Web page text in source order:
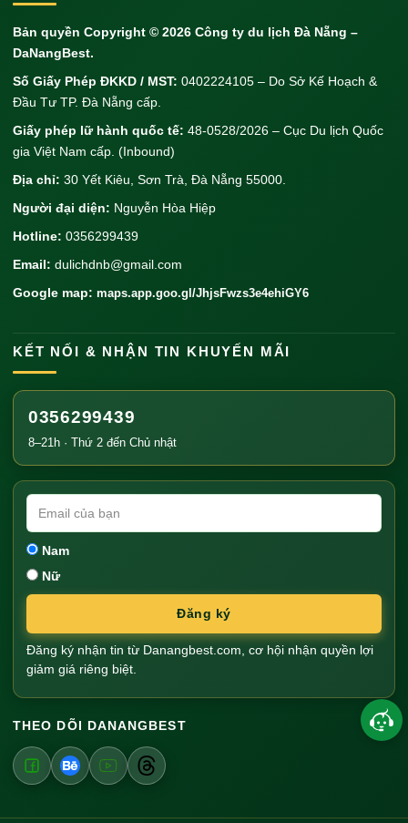
Bản quyền Copyright © 2026 Công ty du lịch Đà Nẵng –
DaNangBest.
Số Giấy Phép ĐKKD / MST: 0402224105 – Do Sở Kế Hoạch &
Đầu Tư TP. Đà Nẵng cấp.
Giấy phép lữ hành quốc tế: 48-0528/2026 – Cục Du lịch Quốc
gia Việt Nam cấp. (Inbound)
Địa chỉ: 30 Yết Kiêu, Sơn Trà, Đà Nẵng 55000.
Người đại diện: Nguyễn Hòa Hiệp
Hotline: 0356299439
Email: dulichdnb@gmail.com
Google map: maps.app.goo.gl/JhjsFwzs3e4ehiGY6
KẾT NỐI & NHẬN TIN KHUYẾN MÃI
0356299439
8–21h · Thứ 2 đến Chủ nhật
Nam
Nữ
Đăng ký
Đăng ký nhận tin từ Danangbest.com, cơ hội nhận quyền lợi
giảm giá riêng biệt.
THEO DÕI DANANGBEST